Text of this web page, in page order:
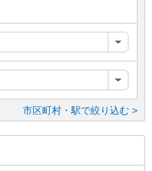
市区町村・駅で絞り込む >